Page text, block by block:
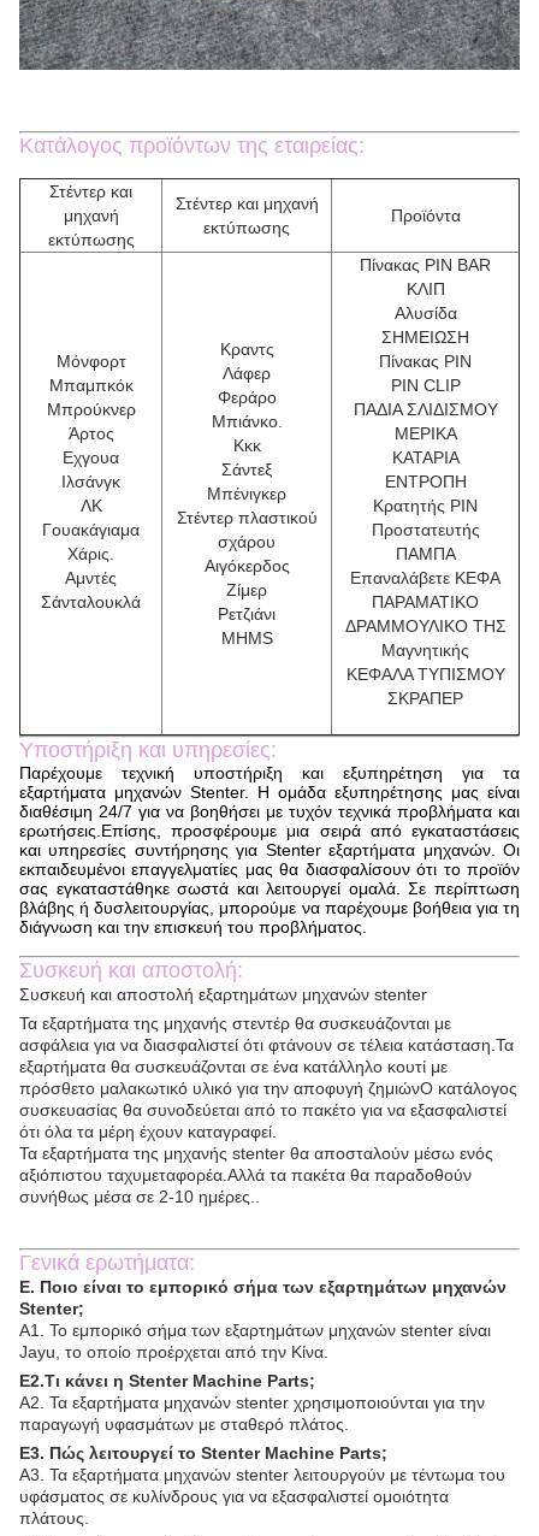
Κατάλογος προϊόντων της εταιρείας:
Στέντερ και
μηχανή
εκτύπωσης
Στέντερ και μηχανή
εκτύπωσης
Προϊόντα
Μόνφορτ
Μπαμπκόκ
Μπρούκνερ
Άρτος
Εχγουα
Ιλσάνγκ
ΛΚ
Γουακάγιαμα
Χάρις.
Αμντές
Σάνταλουκλά
Κραντς
Λάφερ
Φεράρο
Μπιάνκο.
Κκκ
Σάντεξ
Μπένιγκερ
Στέντερ πλαστικού
σχάρου
Αιγόκερδος
Ζίμερ
Ρετζιάνι
MHMS
Πίνακας PIN BAR
ΚΛΙΠ
Αλυσίδα
ΣΗΜΕΙΩΣΗ
Πίνακας PIN
PIN CLIP
ΠΑΔΙΑ ΣΛΙΔΙΣΜΟΥ
ΜΕΡΙΚΑ
ΚΑΤΑΡΙΑ
ΕΝΤΡΟΠΗ
Κρατητής PIN
Προστατευτής
ΠΑΜΠΑ
Επαναλάβετε ΚΕΦΑ
ΠΑΡΑΜΑΤΙΚΟ
ΔΡΑΜΜΟΥΛΙΚΟ ΤΗΣ
Μαγνητικής
ΚΕΦΑΛΑ ΤΥΠΙΣΜΟΥ
ΣΚΡΑΠΕΡ
Υποστήριξη και υπηρεσίες:
Παρέχουμε τεχνική υποστήριξη και εξυπηρέτηση για τα
εξαρτήματα μηχανών Stenter. Η ομάδα εξυπηρέτησης μας είναι
διαθέσιμη 24/7 για να βοηθήσει με τυχόν τεχνικά προβλήματα και
ερωτήσεις.Επίσης, προσφέρουμε μια σειρά από εγκαταστάσεις
και υπηρεσίες συντήρησης για Stenter εξαρτήματα μηχανών. Οι
εκπαιδευμένοι επαγγελματίες μας θα διασφαλίσουν ότι το προϊόν
σας εγκαταστάθηκε σωστά και λειτουργεί ομαλά. Σε περίπτωση
βλάβης ή δυσλειτουργίας, μπορούμε να παρέχουμε βοήθεια για τη
διάγνωση και την επισκευή του προβλήματος.
Συσκευή και αποστολή:
Συσκευή και αποστολή εξαρτημάτων μηχανών stenter
Τα εξαρτήματα της μηχανής στεντέρ θα συσκευάζονται με
ασφάλεια για να διασφαλιστεί ότι φτάνουν σε τέλεια κατάσταση.Τα
εξαρτήματα θα συσκευάζονται σε ένα κατάλληλο κουτί με
πρόσθετο μαλακωτικό υλικό για την αποφυγή ζημιώνΟ κατάλογος
συσκευασίας θα συνοδεύεται από το πακέτο για να εξασφαλιστεί
ότι όλα τα μέρη έχουν καταγραφεί.
Τα εξαρτήματα της μηχανής stenter θα αποσταλούν μέσω ενός
αξιόπιστου ταχυμεταφορέα.Αλλά τα πακέτα θα παραδοθούν
συνήθως μέσα σε 2-10 ημέρες..
Γενικά ερωτήματα:
Ε. Ποιο είναι το εμπορικό σήμα των εξαρτημάτων μηχανών
Stenter;
Α1. Το εμπορικό σήμα των εξαρτημάτων μηχανών stenter είναι
Jayu, το οποίο προέρχεται από την Κίνα.
Ε2.Τι κάνει η Stenter Machine Parts;
Α2. Τα εξαρτήματα μηχανών stenter χρησιμοποιούνται για την
παραγωγή υφασμάτων με σταθερό πλάτος.
Ε3. Πώς λειτουργεί το Stenter Machine Parts;
Α3. Τα εξαρτήματα μηχανών stenter λειτουργούν με τέντωμα του
υφάσματος σε κυλίνδρους για να εξασφαλιστεί ομοιότητα
πλάτους.
4:56 AM
Good day, what product are you looking for?